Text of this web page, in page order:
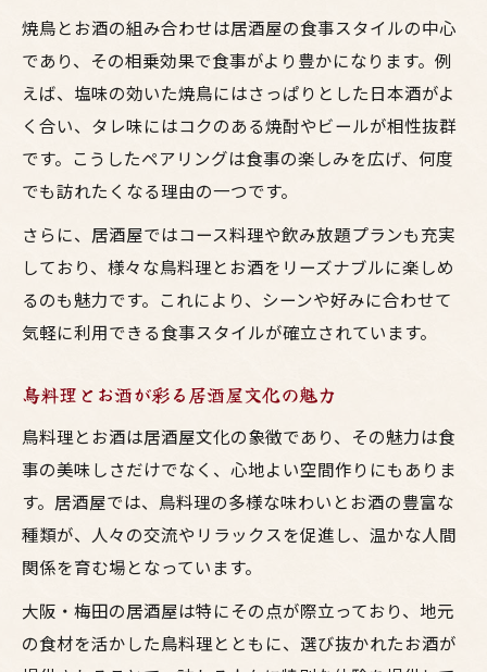
焼鳥とお酒の組み合わせは居酒屋の食事スタイルの中心
であり、その相乗効果で食事がより豊かになります。例
えば、塩味の効いた焼鳥にはさっぱりとした日本酒がよ
く合い、タレ味にはコクのある焼酎やビールが相性抜群
です。こうしたペアリングは食事の楽しみを広げ、何度
でも訪れたくなる理由の一つです。
さらに、居酒屋ではコース料理や飲み放題プランも充実
しており、様々な鳥料理とお酒をリーズナブルに楽しめ
るのも魅力です。これにより、シーンや好みに合わせて
気軽に利用できる食事スタイルが確立されています。
鳥料理とお酒が彩る居酒屋文化の魅力
鳥料理とお酒は居酒屋文化の象徴であり、その魅力は食
事の美味しさだけでなく、心地よい空間作りにもありま
す。居酒屋では、鳥料理の多様な味わいとお酒の豊富な
種類が、人々の交流やリラックスを促進し、温かな人間
関係を育む場となっています。
大阪・梅田の居酒屋は特にその点が際立っており、地元
の食材を活かした鳥料理とともに、選び抜かれたお酒が